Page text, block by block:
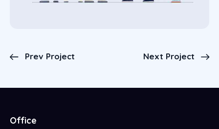
Prev Project Next Project
Office